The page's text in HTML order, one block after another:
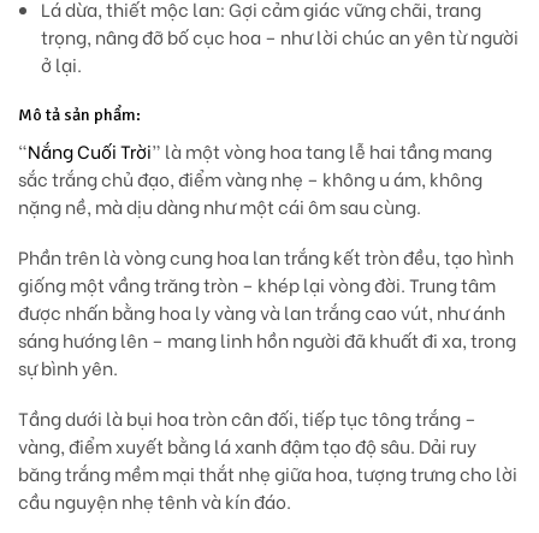
Lá dừa, thiết mộc lan:Gợi cảm giác vững chãi, trang
trọng, nâng đỡ bố cục hoa – như lời chúc an yên từ người
ở lại.
Mô tả sản phẩm:
“Nắng Cuối Trời” là một vòng hoa tang lễ hai tầng mang
sắc trắng chủ đạo, điểm vàng nhẹ – không u ám, không
nặng nề, mà dịu dàng như một cái ôm sau cùng.
Phần trên là vòng cung hoalan trắng kết tròn đều, tạo hình
giống một vầng trăng tròn – khép lại vòng đời. Trung tâm
được nhấn bằnghoa ly vàngvà lan trắng cao vút, như ánh
sáng hướng lên – mang linh hồn người đã khuất đi xa, trong
sự bình yên.
Tầng dưới là bụi hoa tròn cân đối, tiếp tục tông trắng –
vàng, điểm xuyết bằng lá xanh đậm tạo độ sâu. Dải ruy
băng trắng mềm mại thắt nhẹ giữa hoa, tượng trưng cho lời
cầu nguyện nhẹ tênh và kín đáo.